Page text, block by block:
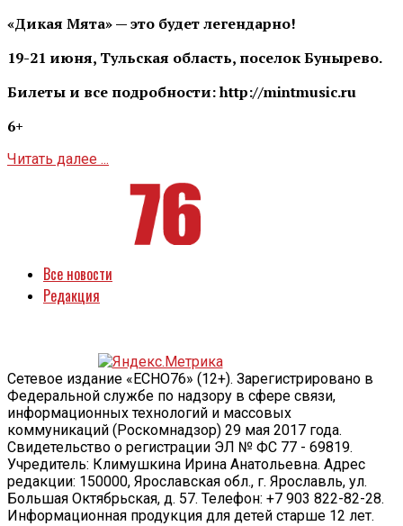
«Дикая Мята» — это будет легендарно!
19-21 июня, Тульская область, поселок Бунырево.
Билеты и все подробности: http://mintmusic.ru
6+
Читать далее ...
Все новости
Редакция
Сетевое издание «ECHO76» (12+). Зарегистрировано в
Федеральной службе по надзору в сфере связи,
информационных технологий и массовых
коммуникаций (Роскомнадзор) 29 мая 2017 года.
Свидетельство о регистрации ЭЛ № ФС 77 - 69819.
Учредитель: Климушкина Ирина Анатольевна. Адрес
редакции: 150000, Ярославская обл., г. Ярославль, ул.
Большая Октябрьская, д. 57. Телефон: +7 903 822-82-28.
Информационная продукция для детей старше 12 лет.